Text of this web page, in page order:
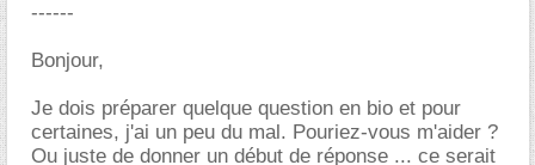
------
Bonjour,
Je dois préparer quelque question en bio et pour
certaines, j'ai un peu du mal. Pouriez-vous m'aider ?
Ou juste de donner un début de réponse ... ce serait